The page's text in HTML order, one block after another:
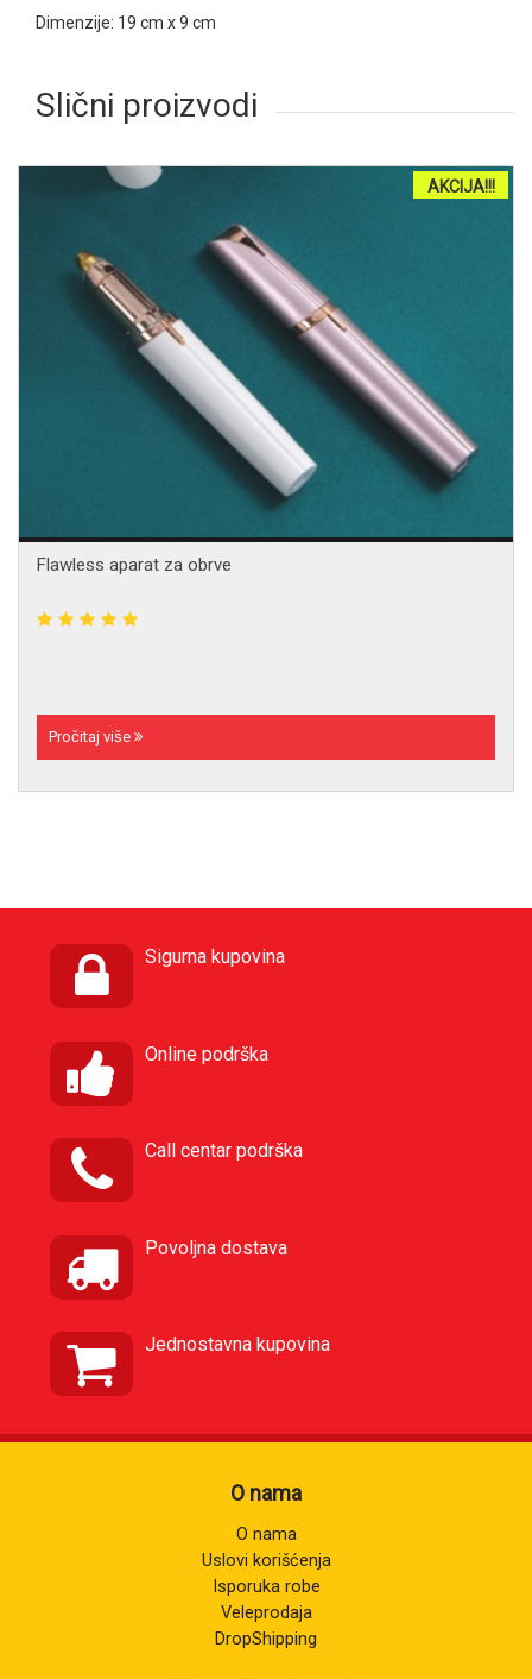
Dimenzije: 19 cm x 9 cm
Slični proizvodi
AKCIJA!!!
Flawless aparat za obrve
Pročitaj više
Sigurna kupovina
Online podrška
Call centar podrška
Povoljna dostava
Jednostavna kupovina
O nama
O nama
Uslovi korišćenja
Isporuka robe
Veleprodaja
DropShipping